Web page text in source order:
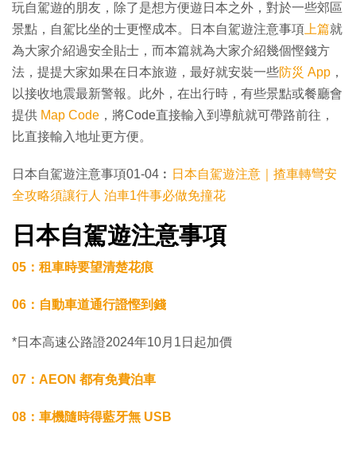
玩自駕遊的朋友，除了是想方便遊日本之外，對於一些郊區
景點，自駕比坐的士更慳成本。日本自駕遊注意事項 上篇就
為大家介紹過安全貼士，而本篇就為大家介紹幾個慳錢方
法，提提大家如果在日本旅遊，最好就安裝一些防災 App ，
以接收地震最新警報。此外，在出行時，有些景點或餐廳會
提供 Map Code ，將Code直接輸入到導航就可帶路前往，
比直接輸入地址更方便。
日本自駕遊注意事項01-04︰ 日本自駕遊注意｜揸車轉彎安
全攻略須讓行人 泊車1件事必做免撞花
日本自駕遊注意事項
05：租車時要望清楚花痕
06：自動車道通行證慳到錢
*日本高速公路證2024年10月1日起加價
07：AEON 都有免費泊車
08：車機隨時得藍牙無 USB